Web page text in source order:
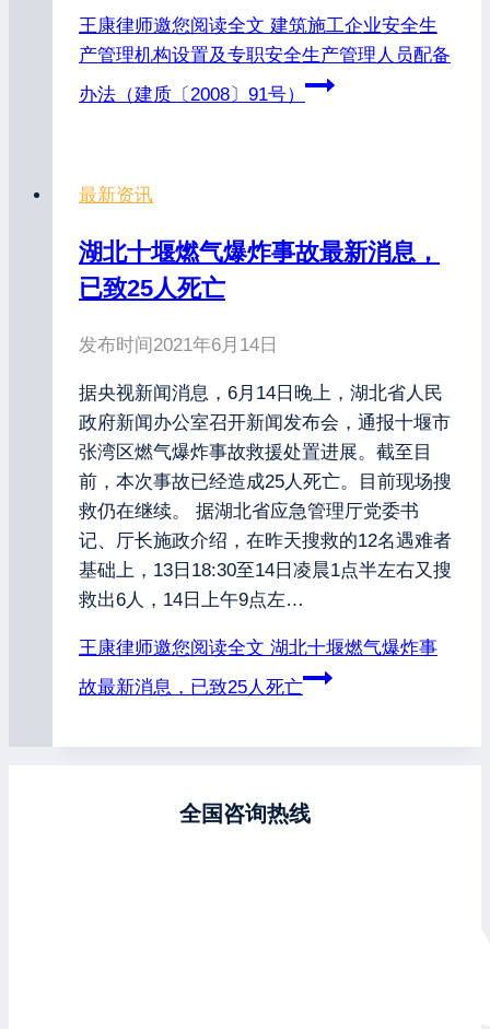
王康律师邀您阅读全文 建筑施工企业安全生
产管理机构设置及专职安全生产管理人员配备
办法（建质〔2008〕91号）
最新资讯
湖北十堰燃气爆炸事故最新消息，
已致25人死亡
发布时间2021年6月14日
据央视新闻消息，6月14日晚上，湖北省人民
政府新闻办公室召开新闻发布会，通报十堰市
张湾区燃气爆炸事故救援处置进展。截至目
前，本次事故已经造成25人死亡。目前现场搜
救仍在继续。 据湖北省应急管理厅党委书
记、厅长施政介绍，在昨天搜救的12名遇难者
基础上，13日18:30至14日凌晨1点半左右又搜
救出6人，14日上午9点左…
王康律师邀您阅读全文 湖北十堰燃气爆炸事
故最新消息，已致25人死亡
全国咨询热线